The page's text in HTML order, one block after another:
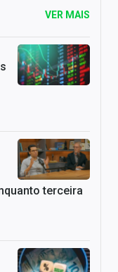
VER MAIS
terceira